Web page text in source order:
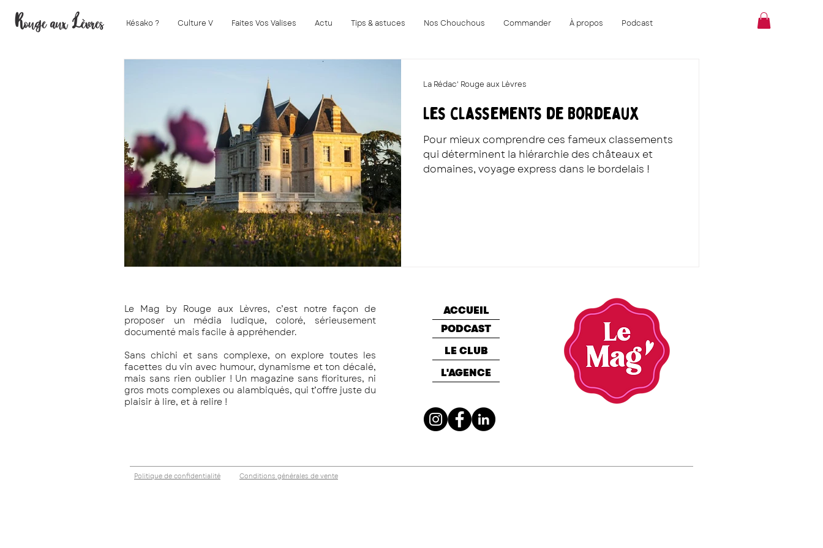
Késako ? Culture V Faites Vos Valises Actu Tips & astuces Nos Chouchous Commander À propos Podcast
Les classements de Bordeaux
Pour mieux comprendre ces fameux classements
qui déterminent la hiérarchie des châteaux et
domaines, voyage express dans le bordelais !
La Rédac' Rouge aux Lèvres
Le Mag by Rouge aux Lèvres, c’est notre façon de
proposer un média ludique, coloré, sérieusement
documenté mais facile à appréhender.
Sans chichi et sans complexe, on explore toutes les
facettes du vin avec humour, dynamisme et ton décalé,
mais sans rien oublier ! Un magazine sans fioritures, ni
gros mots complexes ou alambiqués, qui t’offre juste du
plaisir à lire, et à relire !
ACCUEIL
PODCAST
LE CLUB
L'AGENCE
Politique de confidentialité Conditions générales de vente